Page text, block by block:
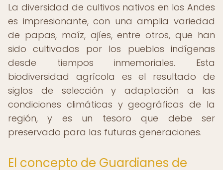
La diversidad de cultivos nativos en los Andes
es impresionante, con una amplia variedad
de papas, maíz, ajíes, entre otros, que han
sido cultivados por los pueblos indígenas
desde tiempos inmemoriales. Esta
biodiversidad agrícola es el resultado de
siglos de selección y adaptación a las
condiciones climáticas y geográficas de la
región, y es un tesoro que debe ser
preservado para las futuras generaciones.
El concepto de Guardianes de